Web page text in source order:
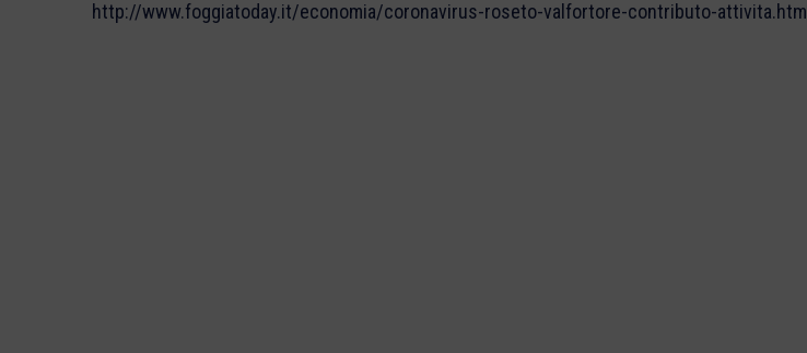
http://www.foggiatoday.it/economia/coronavirus-roseto-valfortore-contributo-attivita.html